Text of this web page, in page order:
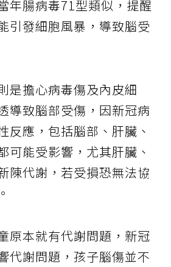
年腸病毒71型類似，提醒
引發細胞風暴，導致腦受
是擔心病毒傷及內皮細
導致腦部受傷，因新冠病
反應，包括腦部、肝臟、
可能受影響，尤其肝臟、
陳代謝，若受損恐無法協
原本就有代謝問題，新冠
代謝問題，孩子腦傷並不